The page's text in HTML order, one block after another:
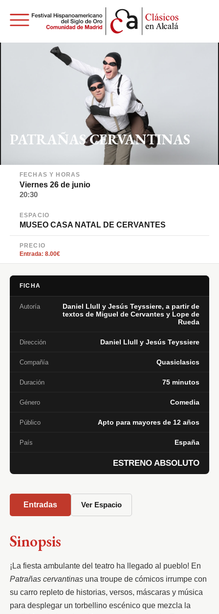
PATRAÑAS CERVANTINAS
FECHAS Y HORAS
Viernes 26 de junio
20:30
ESPACIO
MUSEO CASA NATAL DE CERVANTES
PRECIO
Entrada: 8.00€
Entradas Ver Espacio
Sinopsis
¡La fiesta ambulante del teatro ha llegado al pueblo! En
Patrañas cervantinas una troupe de cómicos irrumpe con
su carro repleto de historias, versos, máscaras y música
para desplegar un torbellino escénico que mezcla la
FICHA
Autoría
Daniel Llull y Jesús Teyssiere, a partir de
textos de Miguel de Cervantes y Lope de
Rueda
Dirección Daniel Llull y Jesús Teyssiere
Compañía Quasiclasics
Duración 75 minutos
Género Comedia
Público Apto para mayores de 12 años
País España
ESTRENO ABSOLUTO